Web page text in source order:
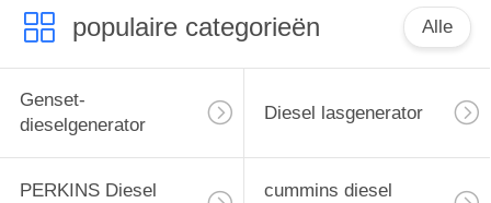
populaire categorieën Alle
Genset-
dieselgenerator
Diesel lasgenerator
PERKINS Diesel
cummins diesel